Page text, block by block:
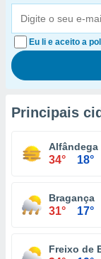
Eu li e aceito a
Principais
Alfândega
34° 18°
Bragança
31° 17°
Freixo de